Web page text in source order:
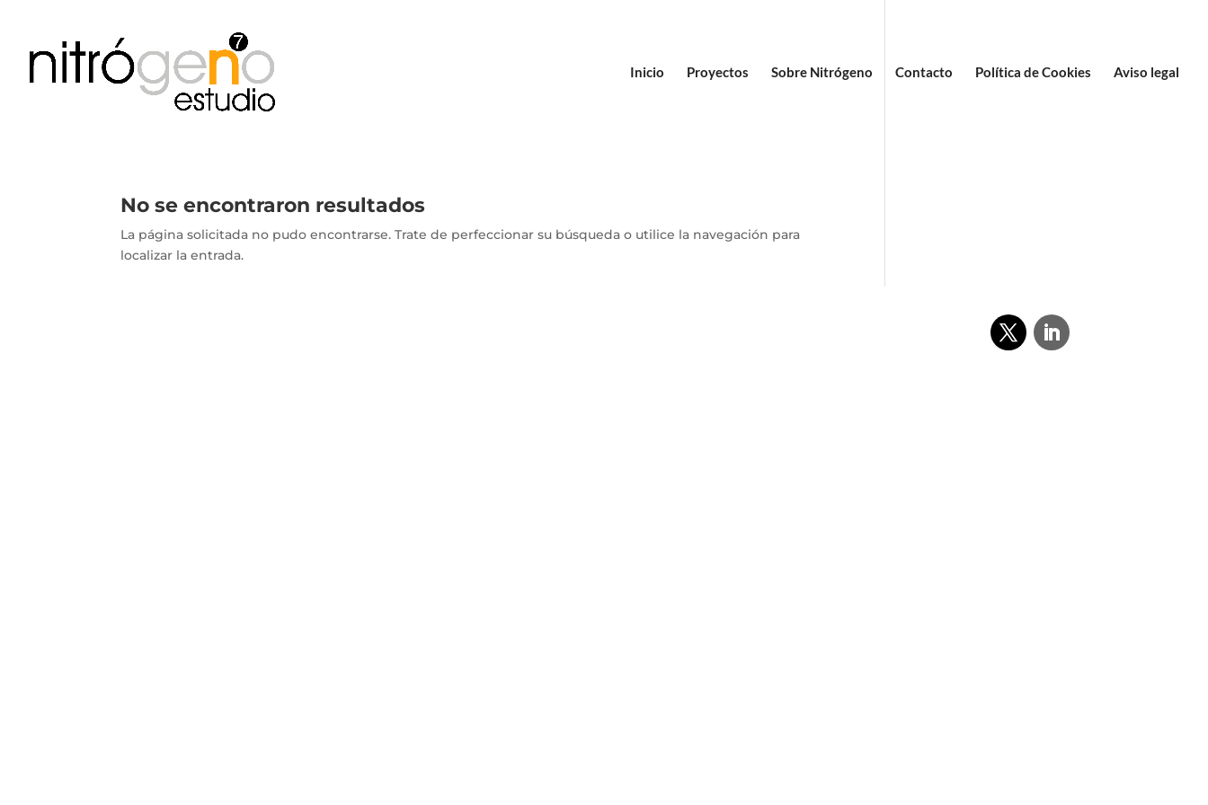
Inicio Proyectos Sobre Nitrógeno Contacto Política de Cookies Aviso legal
No se encontraron resultados
La página solicitada no pudo encontrarse. Trate de perfeccionar su búsqueda o utilice la navegación para
localizar la entrada.